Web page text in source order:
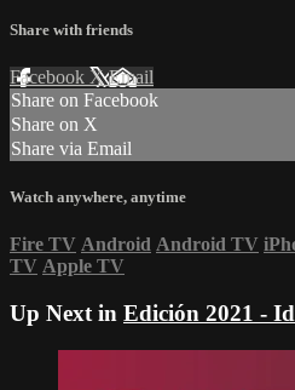
Share with friends
Facebook XEmail
Share on Facebook
Share on X
Share via Email
Watch anywhere, anytime
Fire TV Android Android TV
TV Apple TV
Up Next in Edición 2021 -